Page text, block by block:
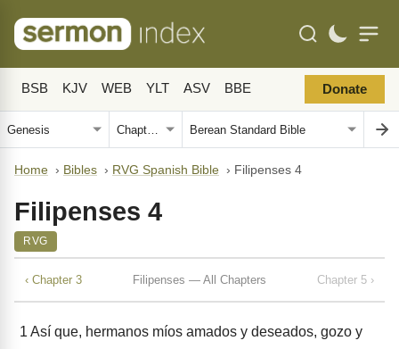
BSB KJV WEB YLT ASV BBE Donate
Home › Bibles › RVG Spanish Bible › Filipenses 4
Filipenses 4
RVG
‹ Chapter 3 Filipenses — All Chapters Chapter 5 ›
1 Así que, hermanos míos amados y deseados, gozo y